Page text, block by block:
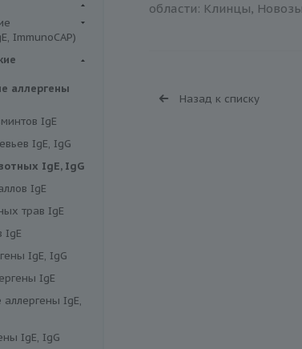
ImmunoCAP)
аллергены
IgE
IgE, IgG
IgE, IgG
IgE
трав IgE
IgE
IgE, IgG
IgE
IgE,
IgE, IgG
области: Клинцы,
Назад к списку